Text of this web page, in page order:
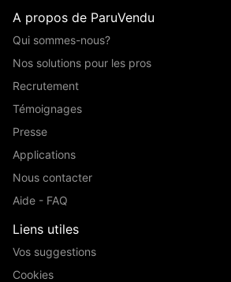
A propos de ParuVendu
Qui sommes-nous?
Nos solutions pour les pros
Recrutement
Témoignages
Presse
Applications
Nous contacter
Aide - FAQ
Liens utiles
Vos suggestions
Cookies